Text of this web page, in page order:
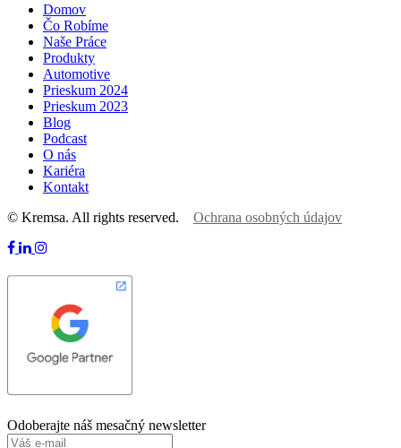
Domov
Čo Robíme
Naše Práce
Produkty
Automotive
Prieskum 2024
Prieskum 2023
Blog
Podcast
O nás
Kariéra
Kontakt
© Kremsa. All rights reserved. Ochrana osobných údajov
Odoberajte náš mesačný newsletter